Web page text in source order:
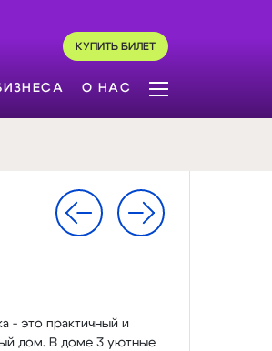
КУПИТЬ БИЛЕТ
О НАС
- это практичный и
дом. В доме 3 уютные